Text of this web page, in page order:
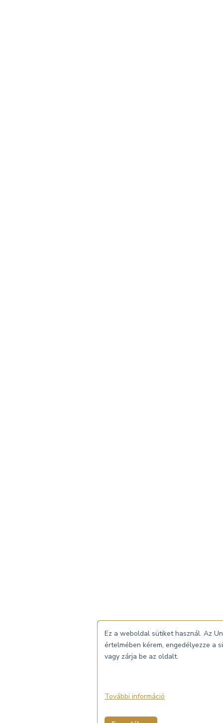
Ez a weboldal sütiket használ. Az
értelmében kérem, engedélyezze a
vagy zárja be az oldalt.
További információ